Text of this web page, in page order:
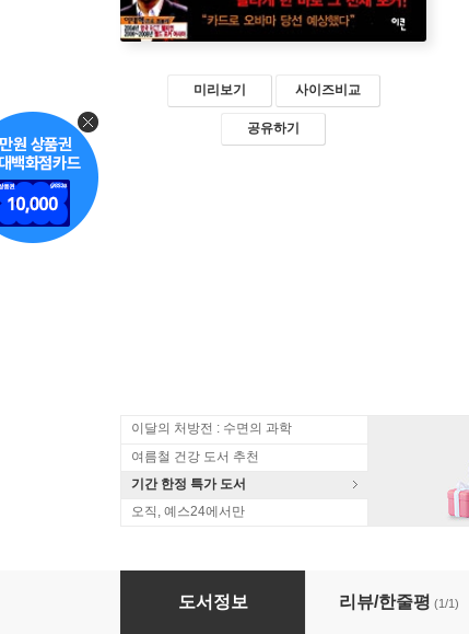
미리보기 사이즈비교
공유하기
이달의 처방전 : 수면의 과학
여름철 건강 도서 추천
기간 한정 특가 도서
오직, 예스24에서만
천재 포커 이태혁 52장의 심리게임
도서정보 리뷰/한줄평 (1/1)